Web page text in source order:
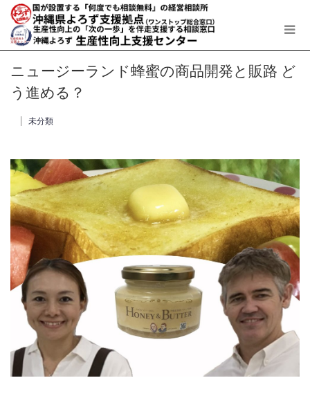
ニュージーランド蜂蜜の商品開発と販路 ど
う進める？
未分類